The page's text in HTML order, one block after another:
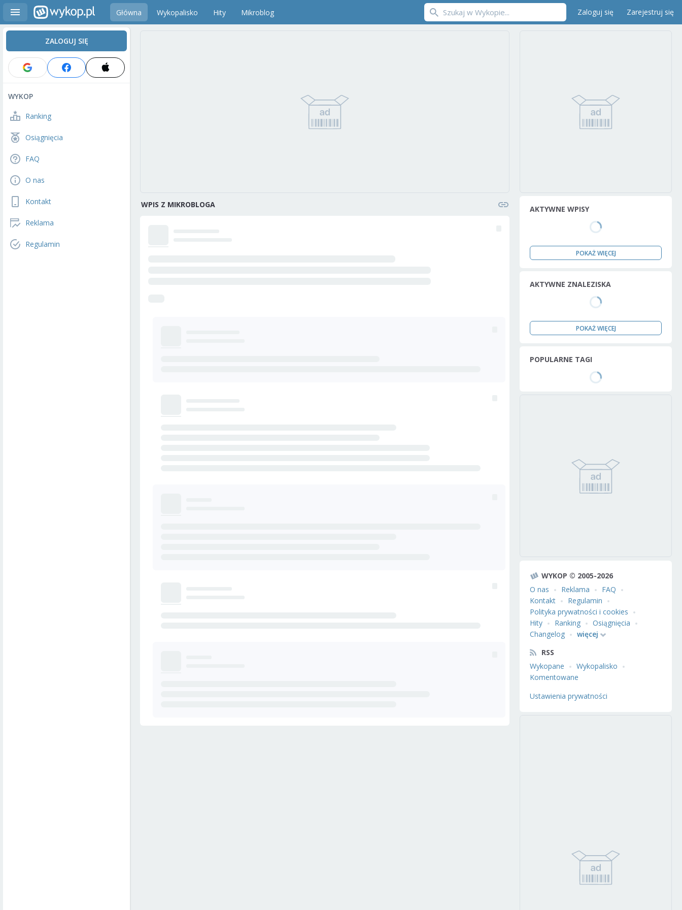
Główna Wykopalisko Hity Mikroblog Zaloguj się Zarejestruj się
ZALOGUJ SIĘ
WYKOP
Ranking
Osiągnięcia
FAQ
O nas
Kontakt
Reklama
Regulamin
WPIS Z MIKROBLOGA AKTYWNE WPISY
POKAŻ WIĘCEJ
AKTYWNE ZNALEZISKA
POKAŻ WIĘCEJ
POPULARNE TAGI
WYKOP © 2005-2026
O nas
Reklama
FAQ
Kontakt
Regulamin
Polityka prywatności i cookies
Hity
Ranking
Osiągnięcia
Changelog
więcej
RSS
Wykopane
Wykopalisko
Komentowane
Ustawienia prywatności